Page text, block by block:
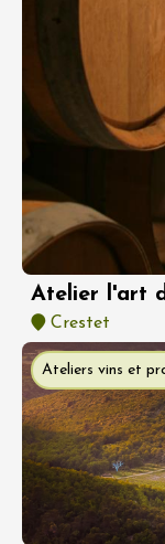
Atelier l'art
Crestet
Ateliers vins et